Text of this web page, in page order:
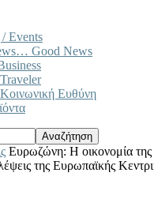
/ Events
Good News
Κοινωνική Ευθύνη
Ευρωζώνη: Η οικονομία της
της Ευρωπαϊκής